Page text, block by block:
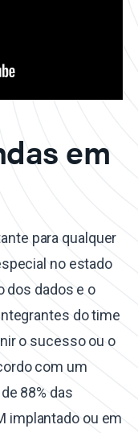
em
para qualquer
no estado
dos dados e o
do time
o sucesso ou o
com um
88% das
implantado ou em